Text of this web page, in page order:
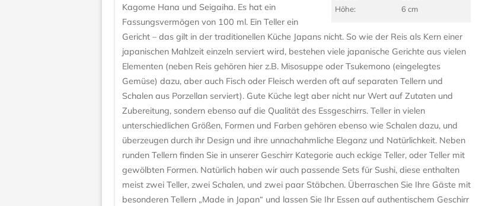
Höhe:
6 cm
Kagome Hana und Seigaiha. Es hat ein
Fassungsvermögen von 100 ml. Ein Teller ein
Gericht – das gilt in der traditionellen Küche Japans nicht. So wie der Reis als Kern einer
japanischen Mahlzeit einzeln serviert wird, bestehen viele japanische Gerichte aus vielen
Elementen (neben Reis gehören hier z.B. Misosuppe oder Tsukemono (eingelegtes
Gemüse) dazu, aber auch Fisch oder Fleisch werden oft auf separaten Tellern und
Schalen aus Porzellan serviert). Gute Küche legt aber nicht nur Wert auf Zutaten und
Zubereitung, sondern ebenso auf die Qualität des Essgeschirrs. Teller in vielen
unterschiedlichen Größen, Formen und Farben gehören ebenso wie Schalen dazu, und
überzeugen durch ihr Design und ihre unnachahmliche Eleganz und Natürlichkeit. Neben
runden Tellern finden Sie in unserer Geschirr Kategorie auch eckige Teller, oder Teller mit
gewölbten Formen. Natürlich haben wir auch passende Sets für Sushi, diese enthalten
meist zwei Teller, zwei Schalen, und zwei paar Stäbchen. Überraschen Sie Ihre Gäste mit
besonderen Tellern „Made in Japan“ und lassen Sie Ihr Essen auf authentischem Geschirr